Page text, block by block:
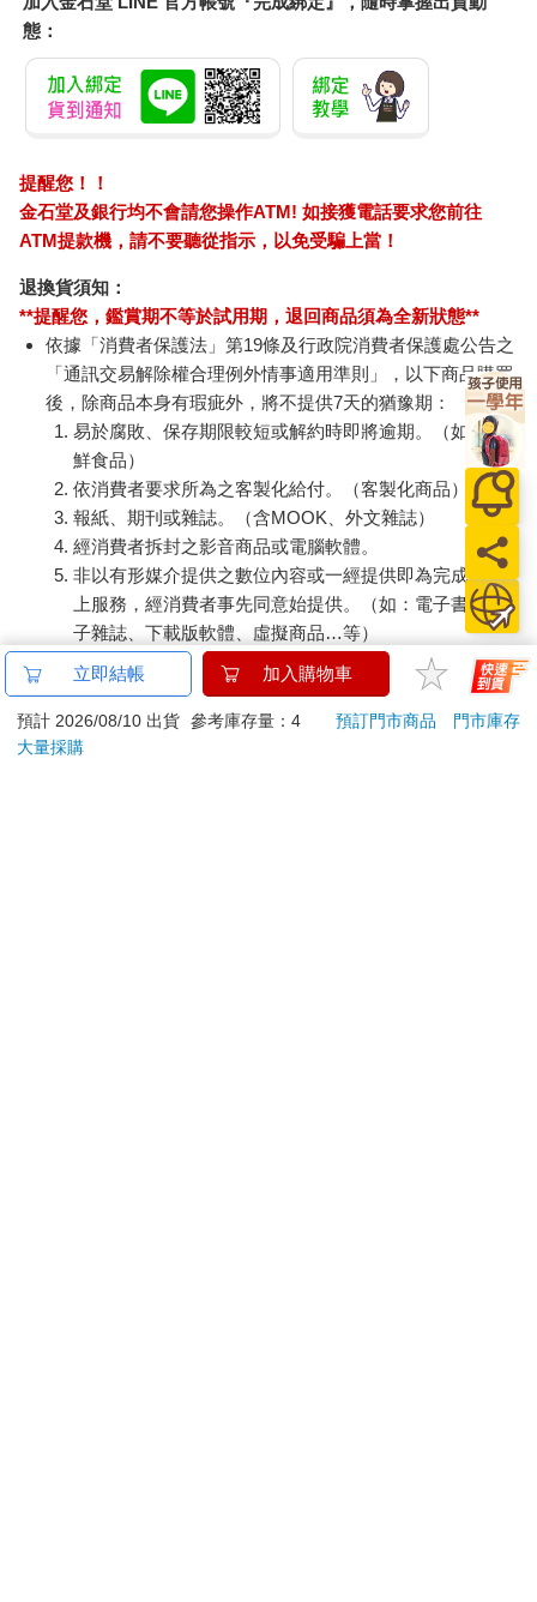
態：
提醒您！！
金石堂及銀行均不會請您操作ATM! 如接獲電話要求您前往
ATM提款機，請不要聽從指示，以免受騙上當！
退換貨須知：
**提醒您，鑑賞期不等於試用期，退回商品須為全新狀態**
依據「消費者保護法」第19條及行政院消費者保護處公告之
「通訊交易解除權合理例外情事適用準則」，以下商品購買
後，除商品本身有瑕疵外，將不提供7天的猶豫期：
易於腐敗、保存期限較短或解約時即將逾期。（如：生
鮮食品）
依消費者要求所為之客製化給付。（客製化商品）
報紙、期刊或雜誌。（含MOOK、外文雜誌）
經消費者拆封之影音商品或電腦軟體。
非以有形媒介提供之數位內容或一經提供即為完成之線
上服務，經消費者事先同意始提供。（如：電子書、電
子雜誌、下載版軟體、虛擬商品…等）
已拆封之個人衛生用品。（如：內衣褲、刮鬍刀、除毛
若非上列種類商品，均享有到貨7天的猶豫期（含例假
日）。
立即結帳 加入購物車
預計 2026/08/10 出貨 參考庫存量：4 預訂門市商品
門市庫存
大量採購